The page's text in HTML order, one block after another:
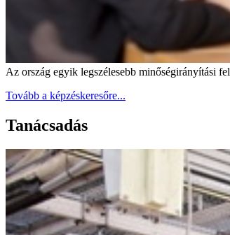
Az ország egyik legszélesebb minőségirányítási
Tovább a képzéskeresőre...
Tanácsadás